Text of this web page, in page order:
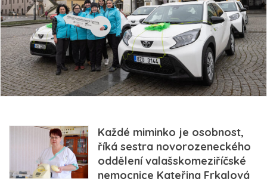
Každé miminko je osobnost,
říká sestra novorozeneckého
oddělení valašskomeziříčské
nemocnice Kateřina Frkalová